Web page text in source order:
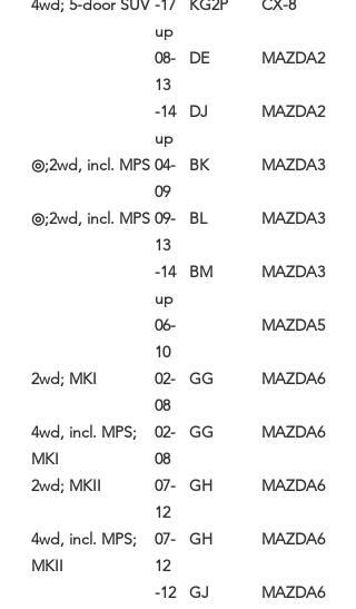
CX-8
KG2P
17-
up
4wd; 5-door SUV
MAZDA2
DE
08-
13
MAZDA2
DJ
14-
up
MAZDA3
BK
04-
09
2wd, incl. MPS;◎
MAZDA3
BL
09-
13
2wd, incl. MPS;◎
MAZDA3
BM
14-
up
MAZDA5
06-
10
MAZDA6
GG
02-
08
2wd; MKI
MAZDA6
GG
02-
08
4wd, incl. MPS;
MKI
MAZDA6
GH
07-
12
2wd; MKII
MAZDA6
GH
07-
12
4wd, incl. MPS;
MKII
MAZDA6
GJ
12-